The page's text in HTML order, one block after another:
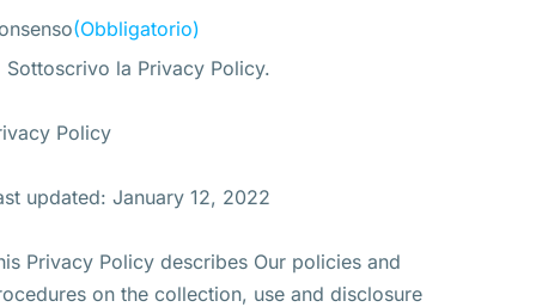
(Obbligatorio)
Sottoscrivo la Privacy Policy.
Policy
updated: January 12, 2022
Privacy Policy describes Our policies and
on the collection, use and disclosure